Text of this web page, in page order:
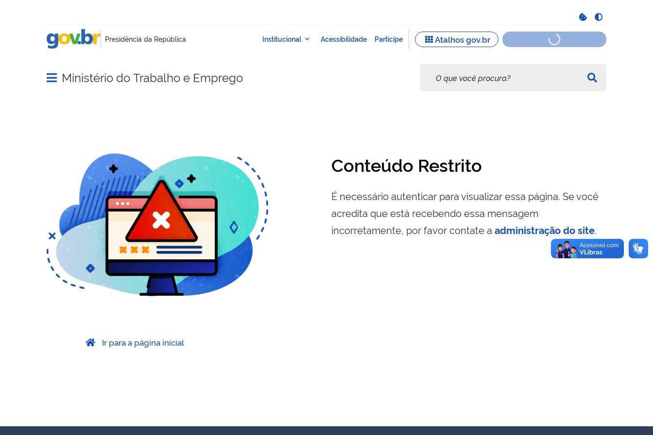
Abrir menu principal de navegação
Ministério do Trabalho e Emprego
Conteúdo Restrito
É necessário autenticar para visualizar essa página. Se você
acredita que está recebendo essa mensagem
incorretamente, por favor contate a administração do site.
Ir para a página inicial